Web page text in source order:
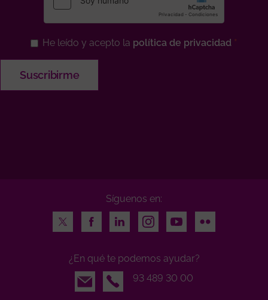
He leído y acepto la política de privacidad
Síguenos en:
Twitter
FacebookLinkedInInstagramYoutubeFlickr
¿En qué te podemos ayudar?
Email
93 489 30 00